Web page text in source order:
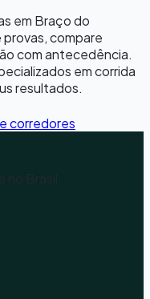
em Braço do
compare
com antecedência.
em corrida
resultados.
corredores
Brasil.